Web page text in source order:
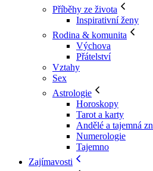
Příběhy ze života
Inspirativní ženy
Rodina & komunita
Výchova
Přátelství
Vztahy
Sex
Astrologie
Horoskopy
Tarot a karty
Andělé a tajemná
Numerologie
Tajemno
Zajímavosti